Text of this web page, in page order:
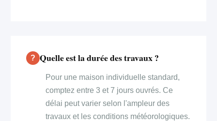
Quelle est la durée des travaux ?
Pour une maison individuelle standard,
comptez entre 3 et 7 jours ouvrés. Ce
délai peut varier selon l'ampleur des
travaux et les conditions météorologiques.